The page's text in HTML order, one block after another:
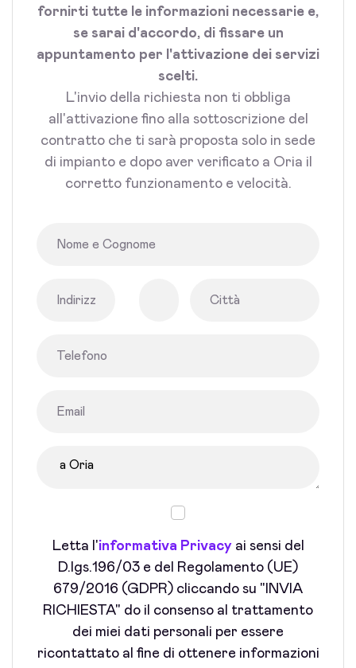
fornirti tutte le informazioni necessarie e,
se sarai d'accordo, di fissare un
appuntamento per l'attivazione dei servizi
scelti.
L'invio della richiesta non ti obbliga
all'attivazione fino alla sottoscrizione del
contratto che ti sarà proposta solo in sede
di impianto e dopo aver verificato a Oria il
corretto funzionamento e velocità.
Letta l'informativa Privacyai sensi del
D.lgs.196/03 e del Regolamento (UE)
679/2016 (GDPR) cliccando su "INVIA
RICHIESTA" do il consenso al trattamento
dei miei dati personali per essere
ricontattato al fine di ottenere informazioni